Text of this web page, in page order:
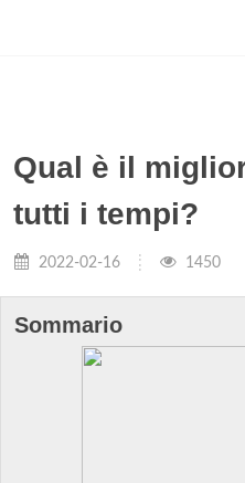
Qual è il
tutti i tempi?
2022-02-16 1450
Sommario